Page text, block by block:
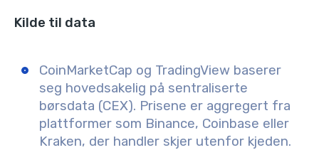
Kilde til data
CoinMarketCap og TradingView baserer
seg hovedsakelig på sentraliserte
børsdata (CEX). Prisene er aggregert fra
plattformer som Binance, Coinbase eller
Kraken, der handler skjer utenfor kjeden.